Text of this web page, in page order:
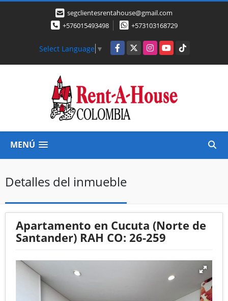
segclientesrentahouse@gmail.com
+576015493498
+573103168729
Select Language ▼ Facebook
X InstagramYouTubeTikTok
MENÚ
Detalles del inmueble
Apartamento en Cucuta (Norte de
Santander) RAH CO: 26-259